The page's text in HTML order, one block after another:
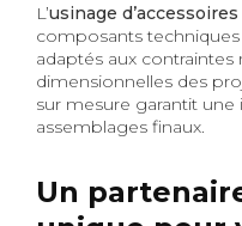
L’usinage d’accessoires
composants
adaptés aux
dimensionnelles des
sur mesure garantit
assemblages finaux.
Un